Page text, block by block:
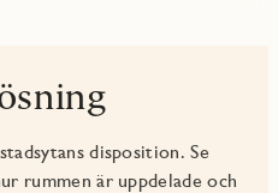
disposition. Se
rummen är uppdelade och